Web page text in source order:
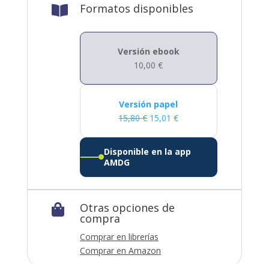
 Formatos disponibles
Versión ebook
10,00€
Versión papel
15,80€ 15,01€
Disponible en la app
AMDG
 Otras opciones de
compra
Comprar en librerías
Comprar en Amazon